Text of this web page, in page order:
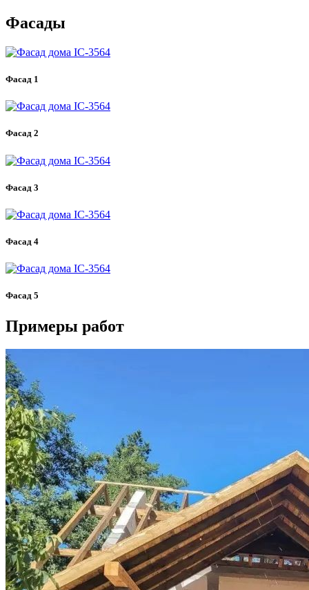
Фасады
Фасад 1
Фасад 2
Фасад 3
Фасад 4
Фасад 5
Примеры работ